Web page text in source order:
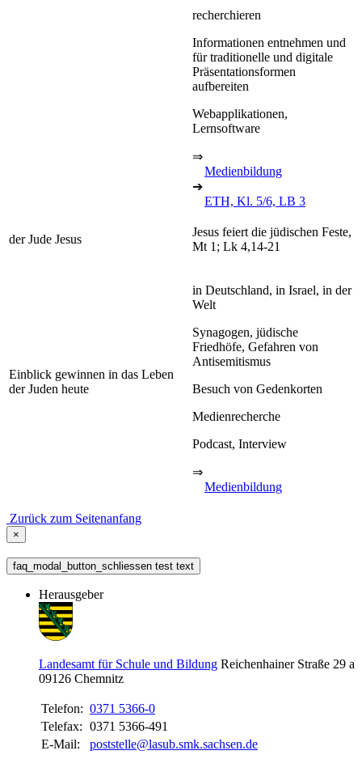
recherchieren
Informationen entnehmen und
für traditionelle und digitale
Präsentationsformen
aufbereiten
Webapplikationen,
Lernsoftware
⇒
Medienbildung
➔
ETH, Kl. 5/6, LB 3
der Jude Jesus
Jesus feiert die jüdischen Feste,
Mt 1; Lk 4,14-21
Einblick gewinnen in das Leben
der Juden heute
in Deutschland, in Israel, in der
Welt
Synagogen, jüdische
Friedhöfe, Gefahren von
Antisemitismus
Besuch von Gedenkorten
Medienrecherche
Podcast, Interview
⇒
Medienbildung
Zurück zum Seitenanfang
×
faq_modal_button_schliessen test text
Herausgeber
Landesamt für Schule und Bildung Reichenhainer Straße 29 a
09126 Chemnitz
Telefon: 0371 5366-0
Telefax: 0371 5366-491
E-Mail:
poststelle@lasub.smk.sachsen.de